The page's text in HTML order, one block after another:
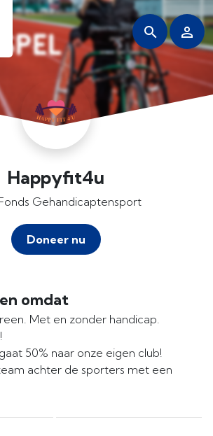
Happyfit4u
Gehandicaptensport
Doneer nu
omdat
Met en zonder handicap.
50% naar onze eigen club!
achter de sporters met een